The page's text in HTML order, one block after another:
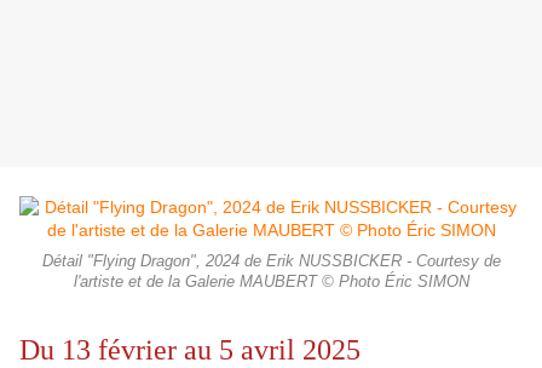
Détail "Flying Dragon", 2024 de Erik NUSSBICKER - Courtesy de
l'artiste et de la Galerie MAUBERT © Photo Éric SIMON
Du 13 février au 5 avril 2025